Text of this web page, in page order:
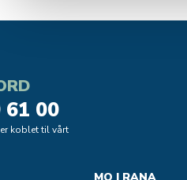
61 00
koblet til vårt